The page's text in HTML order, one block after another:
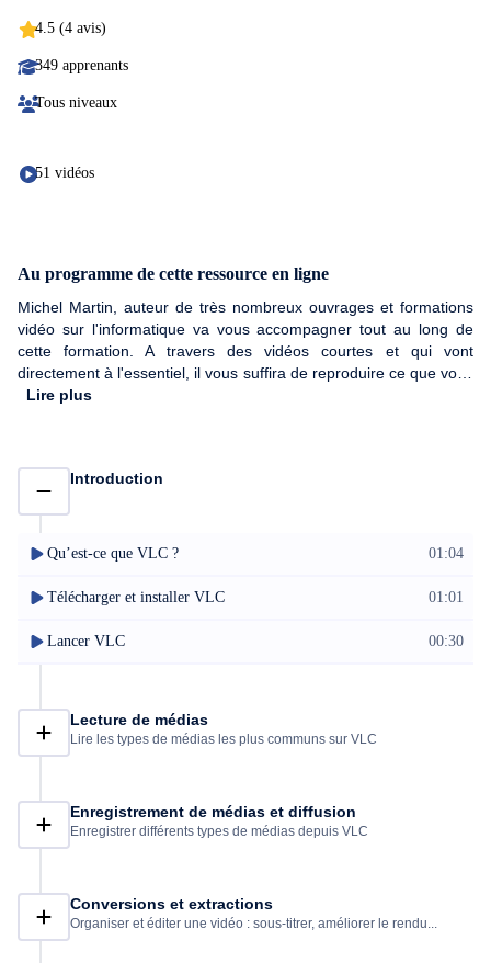
4.5 (4 avis)
349 apprenants
Tous niveaux
51 vidéos
Au programme de cette ressource en ligne
Michel Martin, auteur de très nombreux ouvrages et formations
vidéo sur l'informatique va vous accompagner tout au long de
cette formation. A travers des vidéos courtes et qui vont
directement à l'essentiel, il vous suffira de reproduire ce que vous
voyez pour arriver au même résultat et voir votre application VLC
Lire plus
Introduction
Qu’est-ce que VLC ? 01:04
Télécharger et installer VLC 01:01
Lancer VLC 00:30
Lecture de médias
Lire les types de médias les plus communs sur VLC
Enregistrement de médias et diffusion
Enregistrer différents types de médias depuis VLC
Conversions et extractions
Organiser et éditer une vidéo : sous-titrer, améliorer le rendu...